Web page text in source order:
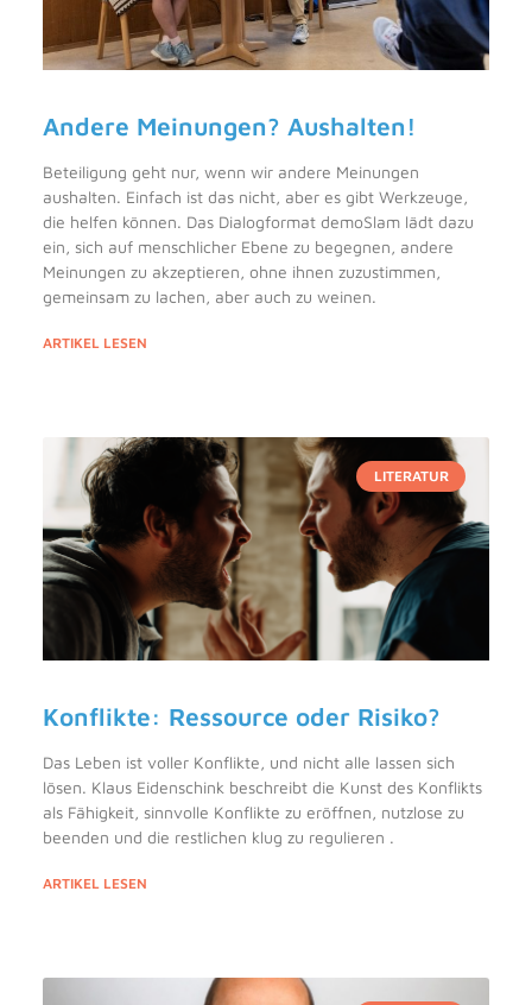
Andere Meinungen? Aushalten!
Beteiligung geht nur, wenn wir andere Meinungen
aushalten. Einfach ist das nicht, aber es gibt Werkzeuge,
die helfen können. Das Dialogformat demoSlam lädt dazu
ein, sich auf menschlicher Ebene zu begegnen, andere
Meinungen zu akzeptieren, ohne ihnen zuzustimmen,
gemeinsam zu lachen, aber auch zu weinen.
ARTIKEL LESEN
LITERATUR
Konflikte: Ressource oder Risiko?
Das Leben ist voller Konflikte, und nicht alle lassen sich
lösen. Klaus Eidenschink beschreibt die Kunst des Konflikts
als Fähigkeit, sinnvolle Konflikte zu eröffnen, nutzlose zu
beenden und die restlichen klug zu regulieren .
ARTIKEL LESEN